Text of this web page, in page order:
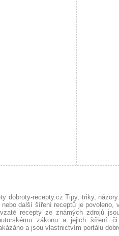
dobroty-recepty.cz Tipy, triky,
další šíření receptů je povoleno,
recepty ze známých zdrojů
zákonu a jejich šíření
a jsou vlastnictvím portálu